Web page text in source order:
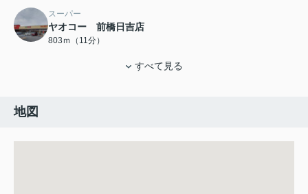
スーパー
ヤオコー 前橋日吉店
803ｍ（11分）
すべて見る
地図